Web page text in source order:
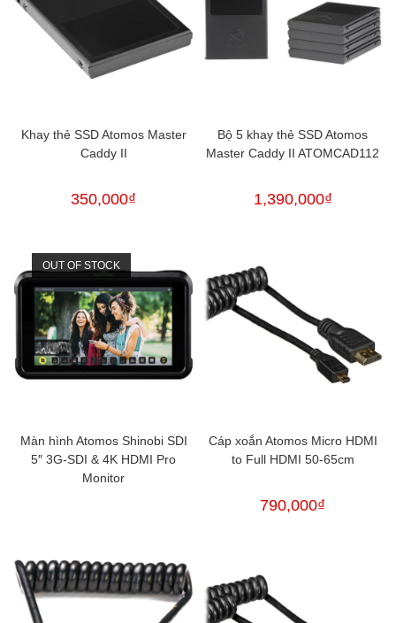
Khay thẻ SSD Atomos Master
Caddy II
350,000₫
Bộ 5 khay thẻ SSD Atomos
Master Caddy II ATOMCAD112
1,390,000₫
OUT OF STOCK
Màn hình Atomos Shinobi SDI
5″ 3G-SDI & 4K HDMI Pro
Monitor
Cáp xoắn Atomos Micro HDMI
to Full HDMI 50-65cm
790,000₫